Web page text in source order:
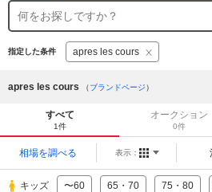
指定した条件 apres les cours
apres les cours （ブランドページ）
すべて
1件
オークション
0件
相場を調べる 表示：
キッズ 〜60 65・70 75・80